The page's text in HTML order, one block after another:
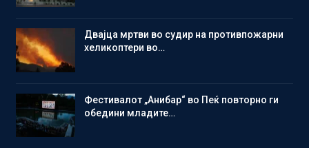
Двајца мртви во судир на противпожарни
хеликоптери во…
Фестивалот „Анибар“ во Пеќ повторно ги
обедини младите…